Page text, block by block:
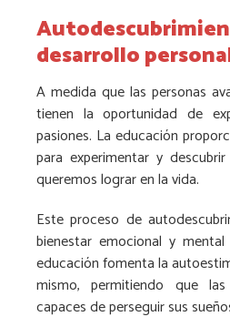
desarrollo
A medida que las personas
tienen la oportunidad de
pasiones. La educación
para experimentar y
queremos lograr en la vida.
Este proceso de
bienestar emocional y
educación fomenta la
mismo, permitiendo que
capaces de perseguir sus